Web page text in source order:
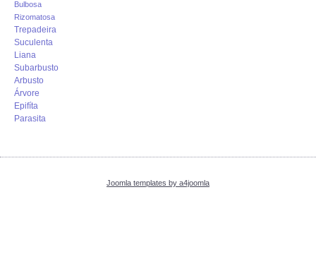
VISITAS
ACERCA DE
Bulbosa
Rizomatosa
Trepadeira
Suculenta
Liana
Subarbusto
Arbusto
Árvore
Epifíta
Parasita
Joomla templates by a4joomla